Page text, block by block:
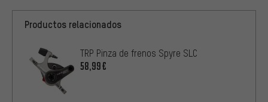
Productos relacionados
TRP Pinza de frenos Spyre SLC
58,99€